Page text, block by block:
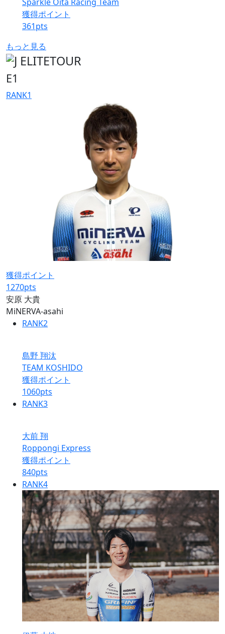
獲得ポイント
361pts
もっと見る
E1
RANK1
獲得ポイント
1270pts
安原 大貴
MiNERVA-asahi
RANK2
島野 翔汰
TEAM KOSHIDO
獲得ポイント
1060pts
RANK3
大前 翔
Roppongi Express
獲得ポイント
840pts
RANK4